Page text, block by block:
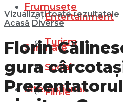
Entertainment
Turism
Social
Filme
Frumusețe
Sănătate
Internațional
Vizualizați toate rezultatele
Acasă Diverse
Florin
gura